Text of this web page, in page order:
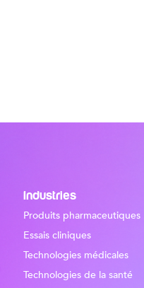
Industries
Produits pharmaceutiques
Essais cliniques
Technologies médicales
Technologies de la santé